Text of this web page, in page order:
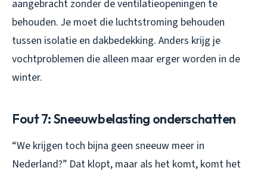
aangebracht zonder de ventilatieopeningen te
behouden. Je moet die luchtstroming behouden
tussen isolatie en dakbedekking. Anders krijg je
vochtproblemen die alleen maar erger worden in de
winter.
Fout 7: Sneeuwbelasting onderschatten
“We krijgen toch bijna geen sneeuw meer in
Nederland?” Dat klopt, maar als het komt, komt het